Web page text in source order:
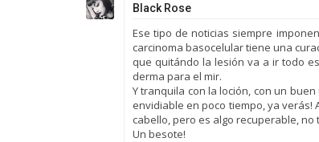
Black Rose
Ese tipo de noticias siempre
carcinoma basocelular tiene una
que quitándo la lesión va a ir todo
derma para el mir.
Y tranquila con la loción, con un
envidiable en poco tiempo, ya verás!
cabello, pero es algo recuperable, no
Un besote!